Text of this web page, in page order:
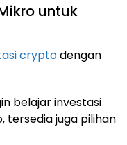
untuk
cryptodengan
belajar investasi
tersedia juga pilihan